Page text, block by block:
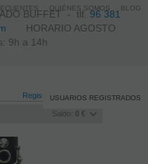
BUFFET -tlf.96 381
HORARIO AGOSTO
9h a 14h
Registro /Iniciar sesión
Saldo: 0 €
USUARIOS REGISTRADOS
QUIÉNES SOMOS BLOG